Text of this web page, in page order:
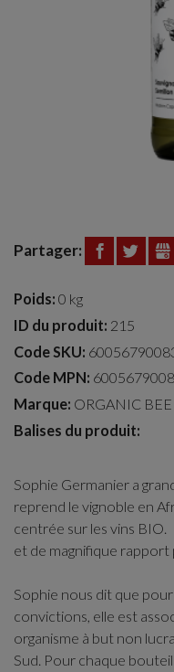
Partager:
Poids: 0 kg
ID du produit: 215
Code SKU:
Code MPN:
Marque: ORGANIC BEE
Balises du produit:
Sophie Germanier a
reprend le vignoble en
centrée sur les vins BIO.
et de magnifique rapport
Sophie nous dit que
convictions, elle est
organisme à but non
Sud. Pour chaque